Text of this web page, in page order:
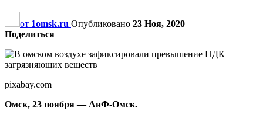
от 1omsk.ru Опубликовано 23 Ноя, 2020
Поделиться
pixabay.com
Омск, 23 ноября — АиФ-Омск.